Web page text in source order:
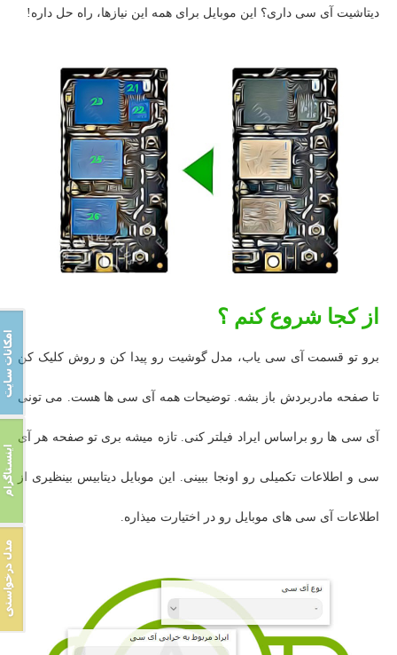
دیتاشیت آی سی داری؟ این موبایل برای همه این نیازها، راه حل داره!
از کجا شروع کنم ؟
برو تو قسمت آی سی یاب، مدل گوشیت رو پیدا کن و روش کلیک کن
تا صفحه مادربردش باز بشه. توضیحات همه آی سی ها هست. می تونی
آی سی ها رو براساس ایراد فیلتر کنی. تازه میشه بری تو صفحه هر آی
سی و اطلاعات تکمیلی رو اونجا ببینی. این موبایل دیتابیس بینظیری از
اطلاعات آی سی های موبایل رو در اختیارت میذاره.